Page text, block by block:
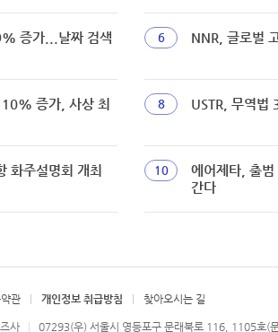
증가...날짜 검색
6 NNR, 글로벌
증가, 사상 최
8 USTR, 무역법
화주설명회 개최 10
에어제타, 출
간다
관 개인정보 취급방침 찾아오시는 길
사 07293(우) 서울시 영등포구 문래북로 116, 1105호(